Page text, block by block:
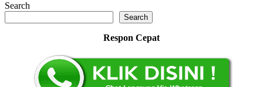
Search
Search
Respon Cepat